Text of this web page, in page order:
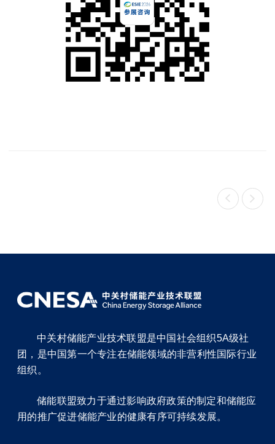
 
中关村储能产业技术联盟是中国社会组织5A级社
团，是中国第一个专注在储能领域的非营利性国际行业
组织。
储能联盟致力于通过影响政府政策的制定和储能应
用的推广促进储能产业的健康有序可持续发展。